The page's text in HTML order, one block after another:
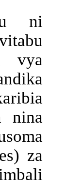
ni
vya
nina
za